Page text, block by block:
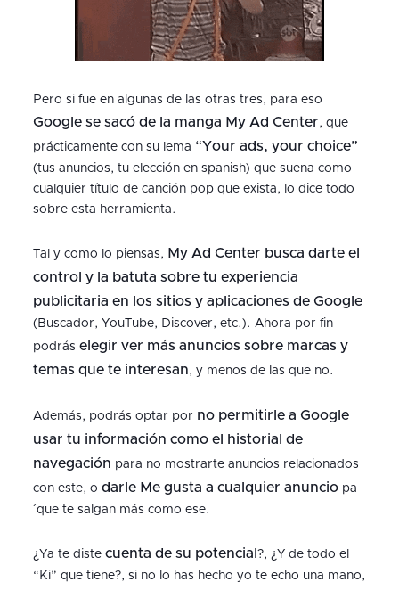
Pero si fue en algunas de las otras tres, para eso
Google se sacó de la manga My Ad Center, que
prácticamente con su lema “Your ads, your choice”
(tus anuncios, tu elección en spanish) que suena como
cualquier título de canción pop que exista, lo dice todo
sobre esta herramienta.
Tal y como lo piensas, My Ad Center busca darte el
control y la batuta sobre tu experiencia
publicitaria en los sitios y aplicaciones de Google
(Buscador, YouTube, Discover, etc.). Ahora por fin
podrás elegir ver más anuncios sobre marcas y
temas que te interesan, y menos de las que no.
Además, podrás optar por no permitirle a Google
usar tu información como el historial de
navegación para no mostrarte anuncios relacionados
con este, o darle Me gusta a cualquier anunciopa
´que te salgan más como ese.
¿Ya te diste cuenta de su potencial ?, ¿Y de todo el
“Ki” que tiene?, si no lo has hecho yo te echo una mano,